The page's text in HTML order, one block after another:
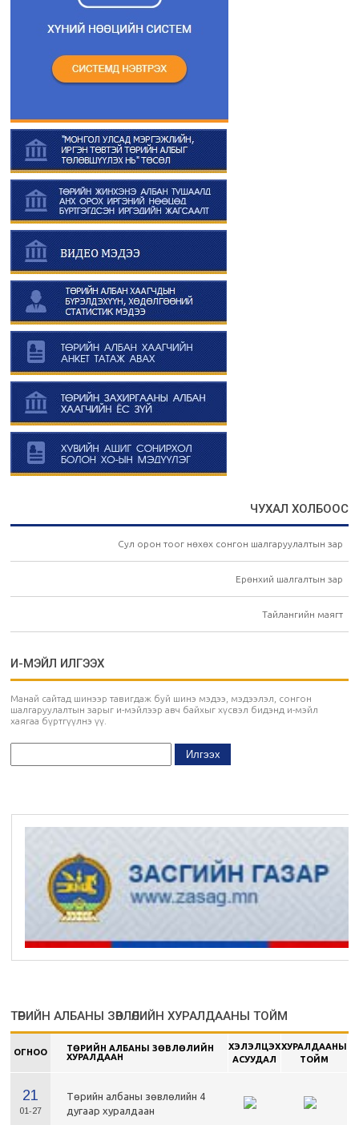
ЧУХАЛ ХОЛБООС
Сул орон тоог нөхөх сонгон шалгаруулалтын зар
Ерөнхий шалгалтын зар
Тайлангийн маягт
И-МЭЙЛ ИЛГЭЭХ
Манай сайтад шинээр тавигдаж буй шинэ мэдээ, мэдээлэл, сонгон
шалгаруулалтын зарыг и-мэйлээр авч байхыг хүсвэл бидэнд и-мэйл
хаягаа бүртгүүлнэ үү.
ТӨРИЙН АЛБАНЫ ЗӨВЛӨЛИЙН ХУРАЛДААНЫ ТОЙМ
ОГНОО
ТӨРИЙН АЛБАНЫ ЗӨВЛӨЛИЙН
ХУРАЛДААН
ХЭЛЭЛЦЭХ
АСУУДАЛ
ХУРАЛДААНЫ
ТОЙМ
21
01-27
Төрийн албаны зөвлөлийн 4
дугаар хуралдаан